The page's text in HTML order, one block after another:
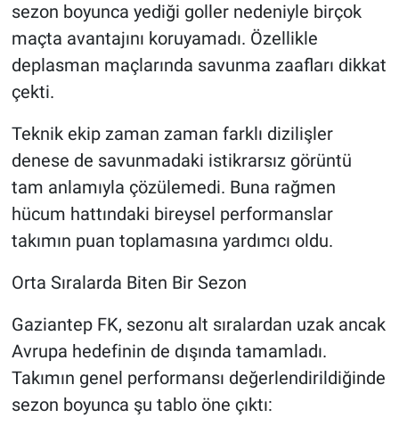
sezon boyunca yediği goller nedeniyle birçok
maçta avantajını koruyamadı. Özellikle
deplasman maçlarında savunma zaafları dikkat
çekti.
Teknik ekip zaman zaman farklı dizilişler
denese de savunmadaki istikrarsız görüntü
tam anlamıyla çözülemedi. Buna rağmen
hücum hattındaki bireysel performanslar
takımın puan toplamasına yardımcı oldu.
Orta Sıralarda Biten Bir Sezon
Gaziantep FK, sezonu alt sıralardan uzak ancak
Avrupa hedefinin de dışında tamamladı.
Takımın genel performansı değerlendirildiğinde
sezon boyunca şu tablo öne çıktı: